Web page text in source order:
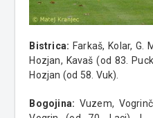
Bistrica: Farkaš, Kolar, G.
Hozjan, Kavaš (od 83.
Hozjan (od 58. Vuk).
Bogojina: Vuzem,